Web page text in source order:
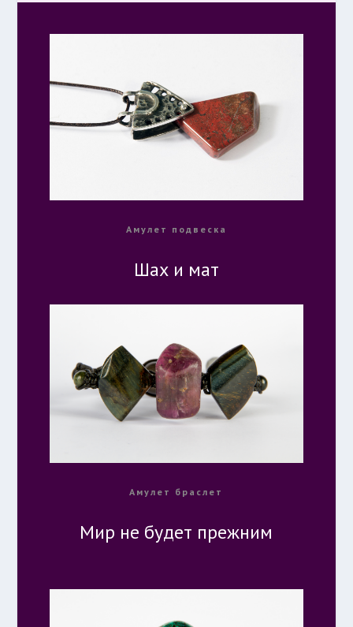
Амулет подвеска
Шах и мат
Амулет браслет
Мир не будет прежним